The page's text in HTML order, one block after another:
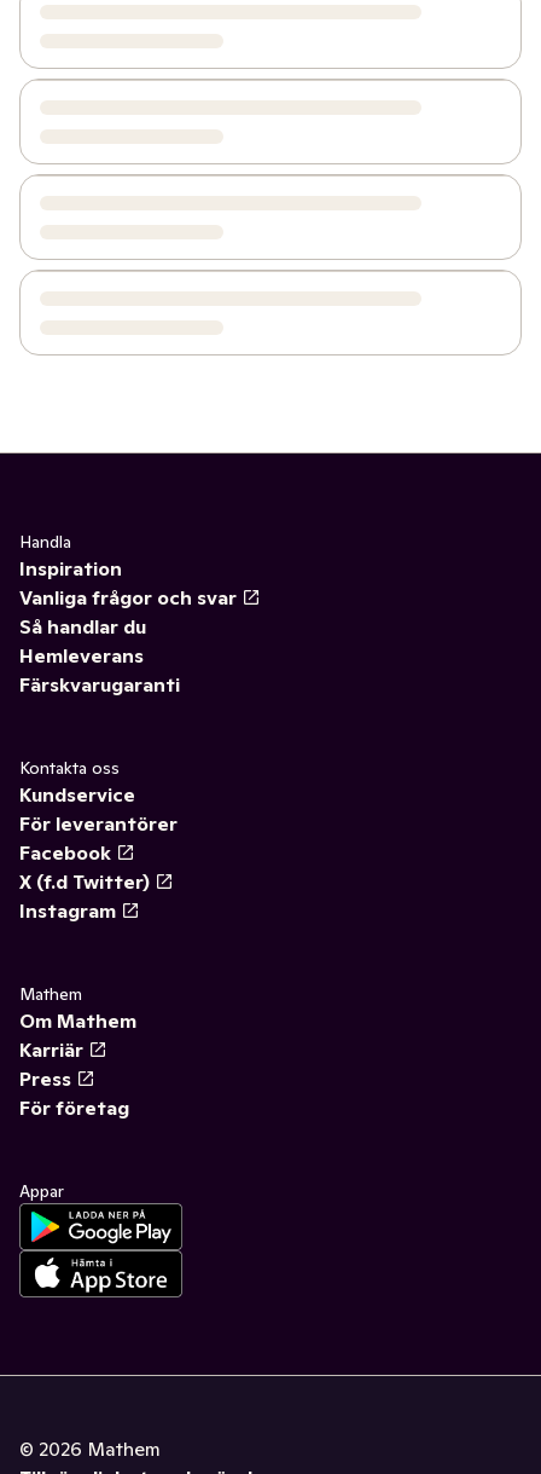
Handla
Inspiration
Vanliga frågor och svar
Så handlar du
Hemleverans
Färskvarugaranti
Kontakta oss
Kundservice
För leverantörer
Facebook
X (f.d Twitter)
Instagram
Mathem
Om Mathem
Karriär
Press
För företag
Appar
© 2026 Mathem